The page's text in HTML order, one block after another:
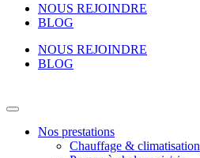
NOUS REJOINDRE
BLOG
NOUS REJOINDRE
BLOG
Nos prestations
Chauffage & climatisation